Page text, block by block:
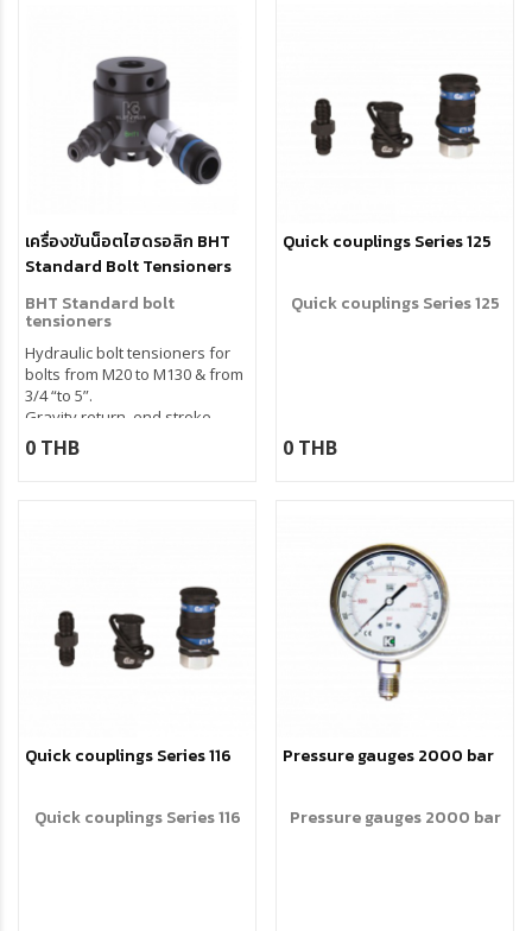
oversized nuts
เครื่องขันน็อตไฮดรอลิก BHT
Standard Bolt Tensioners
BHT Standard bolt
tensioners
Hydraulic bolt tensioners for
bolts from M20 to M130 & from
3/4 “to 5”.
Gravity return, end stroke
indicator, guided piston.
Maximum reliability and extra
0 THB
Quick couplings Series 125
Quick couplings Series 125
0 THB
Quick couplings Series 116
Quick couplings Series 116
Pressure gauges 2000 bar
Pressure gauges 2000 bar